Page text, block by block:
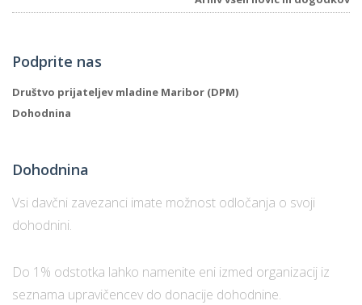
Podprite nas
Društvo prijateljev mladine Maribor (DPM)
Dohodnina
Dohodnina
Vsi davčni zavezanci imate možnost odločanja o svoji
dohodnini.
Do 1% odstotka lahko namenite eni izmed organizacij iz
seznama upravičencev do donacije dohodnine.